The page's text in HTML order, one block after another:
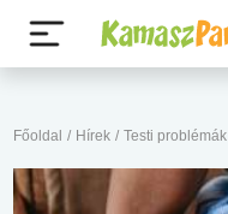
Főoldal / Hírek / Testi problémák